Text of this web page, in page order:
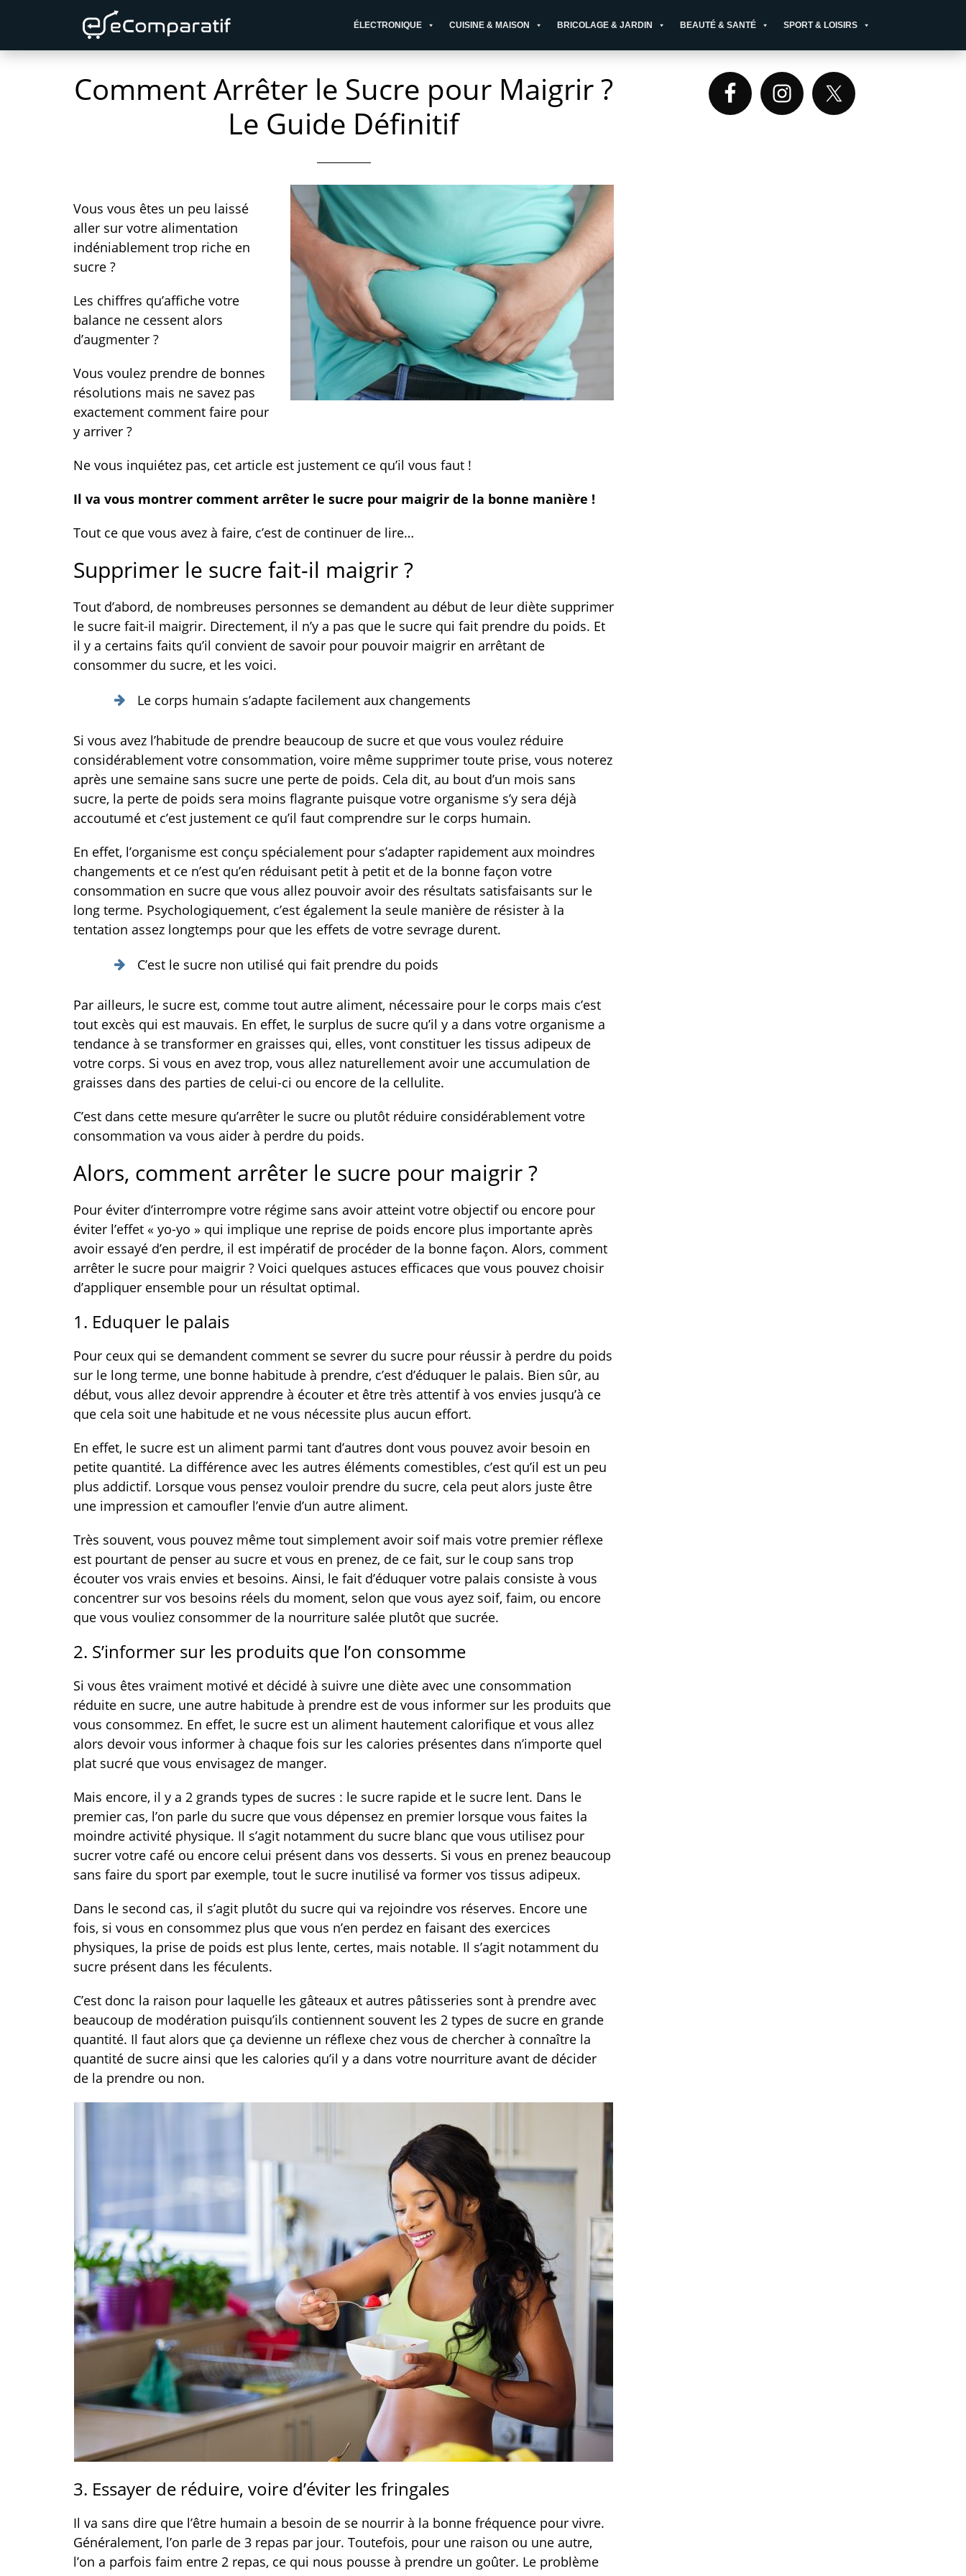
primary
navigation
content
primary
ÉLECTRONIQUE CUISINE & MAISON BRICOLAGE & JARDIN BEAUTÉ & SANTÉ SPORT & LOISIRS
Comment Arrêter le Sucre pour Maigrir ?
Le Guide Définitif
Vous vous êtes un peu laissé
aller sur votre alimentation
indéniablement trop riche en
sucre ?
Les chiffres qu’affiche votre
balance ne cessent alors
d’augmenter ?
Vous voulez prendre de bonnes
résolutions mais ne savez pas
exactement comment faire pour
y arriver ?
Ne vous inquiétez pas, cet article est justement ce qu’il vous faut !
Il va vous montrer comment arrêter le sucre pour maigrir de la bonne manière !
Tout ce que vous avez à faire, c’est de continuer de lire…
Supprimer le sucre fait-il maigrir ?
Tout d’abord, de nombreuses personnes se demandent au début de leur diète supprimer
le sucre fait-il maigrir. Directement, il n’y a pas que le sucre qui fait prendre du poids. Et
il y a certains faits qu’il convient de savoir pour pouvoir maigrir en arrêtant de
consommer du sucre, et les voici.
Le corps humain s’adapte facilement aux changements
Si vous avez l’habitude de prendre beaucoup de sucre et que vous voulez réduire
considérablement votre consommation, voire même supprimer toute prise, vous noterez
après une semaine sans sucre une perte de poids. Cela dit, au bout d’un mois sans
sucre, la perte de poids sera moins flagrante puisque votre organisme s’y sera déjà
accoutumé et c’est justement ce qu’il faut comprendre sur le corps humain.
En effet, l’organisme est conçu spécialement pour s’adapter rapidement aux moindres
changements et ce n’est qu’en réduisant petit à petit et de la bonne façon votre
consommation en sucre que vous allez pouvoir avoir des résultats satisfaisants sur le
long terme. Psychologiquement, c’est également la seule manière de résister à la
tentation assez longtemps pour que les effets de votre sevrage durent.
C’est le sucre non utilisé qui fait prendre du poids
Par ailleurs, le sucre est, comme tout autre aliment, nécessaire pour le corps mais c’est
tout excès qui est mauvais. En effet, le surplus de sucre qu’il y a dans votre organisme a
tendance à se transformer en graisses qui, elles, vont constituer les tissus adipeux de
votre corps. Si vous en avez trop, vous allez naturellement avoir une accumulation de
graisses dans des parties de celui-ci ou encore de la cellulite.
C’est dans cette mesure qu’arrêter le sucre ou plutôt réduire considérablement votre
consommation va vous aider à perdre du poids.
Alors, comment arrêter le sucre pour maigrir ?
Pour éviter d’interrompre votre régime sans avoir atteint votre objectif ou encore pour
éviter l’effet « yo-yo » qui implique une reprise de poids encore plus importante après
avoir essayé d’en perdre, il est impératif de procéder de la bonne façon. Alors, comment
arrêter le sucre pour maigrir ? Voici quelques astuces efficaces que vous pouvez choisir
d’appliquer ensemble pour un résultat optimal.
1. Eduquer le palais
Pour ceux qui se demandent comment se sevrer du sucre pour réussir à perdre du poids
sur le long terme, une bonne habitude à prendre, c’est d’éduquer le palais. Bien sûr, au
début, vous allez devoir apprendre à écouter et être très attentif à vos envies jusqu’à ce
que cela soit une habitude et ne vous nécessite plus aucun effort.
En effet, le sucre est un aliment parmi tant d’autres dont vous pouvez avoir besoin en
petite quantité. La différence avec les autres éléments comestibles, c’est qu’il est un peu
plus addictif. Lorsque vous pensez vouloir prendre du sucre, cela peut alors juste être
une impression et camoufler l’envie d’un autre aliment.
Très souvent, vous pouvez même tout simplement avoir soif mais votre premier réflexe
est pourtant de penser au sucre et vous en prenez, de ce fait, sur le coup sans trop
écouter vos vrais envies et besoins. Ainsi, le fait d’éduquer votre palais consiste à vous
concentrer sur vos besoins réels du moment, selon que vous ayez soif, faim, ou encore
que vous vouliez consommer de la nourriture salée plutôt que sucrée.
2. S’informer sur les produits que l’on consomme
Si vous êtes vraiment motivé et décidé à suivre une diète avec une consommation
réduite en sucre, une autre habitude à prendre est de vous informer sur les produits que
vous consommez. En effet, le sucre est un aliment hautement calorifique et vous allez
alors devoir vous informer à chaque fois sur les calories présentes dans n’importe quel
plat sucré que vous envisagez de manger.
Mais encore, il y a 2 grands types de sucres : le sucre rapide et le sucre lent. Dans le
premier cas, l’on parle du sucre que vous dépensez en premier lorsque vous faites la
moindre activité physique. Il s’agit notamment du sucre blanc que vous utilisez pour
sucrer votre café ou encore celui présent dans vos desserts. Si vous en prenez beaucoup
sans faire du sport par exemple, tout le sucre inutilisé va former vos tissus adipeux.
Dans le second cas, il s’agit plutôt du sucre qui va rejoindre vos réserves. Encore une
fois, si vous en consommez plus que vous n’en perdez en faisant des exercices
physiques, la prise de poids est plus lente, certes, mais notable. Il s’agit notamment du
sucre présent dans les féculents.
C’est donc la raison pour laquelle les gâteaux et autres pâtisseries sont à prendre avec
beaucoup de modération puisqu’ils contiennent souvent les 2 types de sucre en grande
quantité. Il faut alors que ça devienne un réflexe chez vous de chercher à connaître la
quantité de sucre ainsi que les calories qu’il y a dans votre nourriture avant de décider
de la prendre ou non.
3. Essayer de réduire, voire d’éviter les fringales
Il va sans dire que l’être humain a besoin de se nourrir à la bonne fréquence pour vivre.
Généralement, l’on parle de 3 repas par jour. Toutefois, pour une raison ou une autre,
l’on a parfois faim entre 2 repas, ce qui nous pousse à prendre un goûter. Le problème
Primary
Sidebar